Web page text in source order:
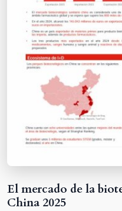
El mercado de la
China 2025